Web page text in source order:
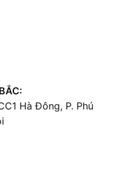
Hà Đông, P. Phú